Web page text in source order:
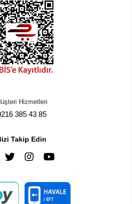
Hizmetleri
385 43 85
Takip Edin